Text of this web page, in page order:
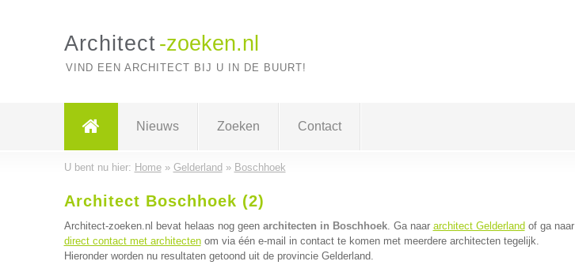
Architect -zoeken.nl
VIND EEN ARCHITECT BIJ U IN DE BUURT!
Nieuws Zoeken Contact
U bent nu hier: Home» Gelderland » Boschhoek
Architect Boschhoek (2)
Architect-zoeken.nl bevat helaas nog geen architecten in Boschhoek. Ga naar architect Gelderland of ga naar
direct contact met architectenom via één e-mail in contact te komen met meerdere architecten tegelijk.
Hieronder worden nu resultaten getoond uit de provincie Gelderland.